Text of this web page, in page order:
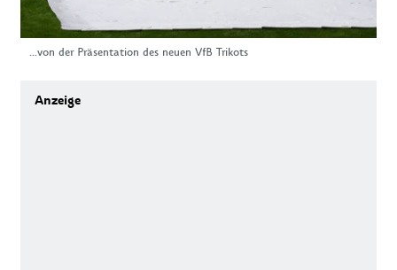
...von der Präsentation des neuen VfB Trikots